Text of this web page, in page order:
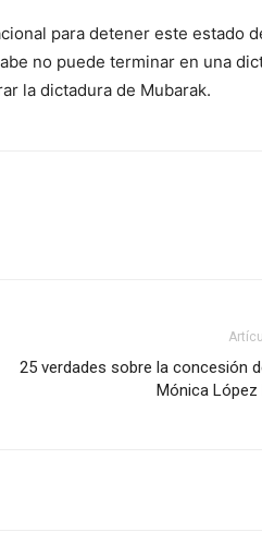
para detener este estado
no puede terminar en una
la dictadura de Mubarak.
25 verdades sobre la concesión
Mónica López